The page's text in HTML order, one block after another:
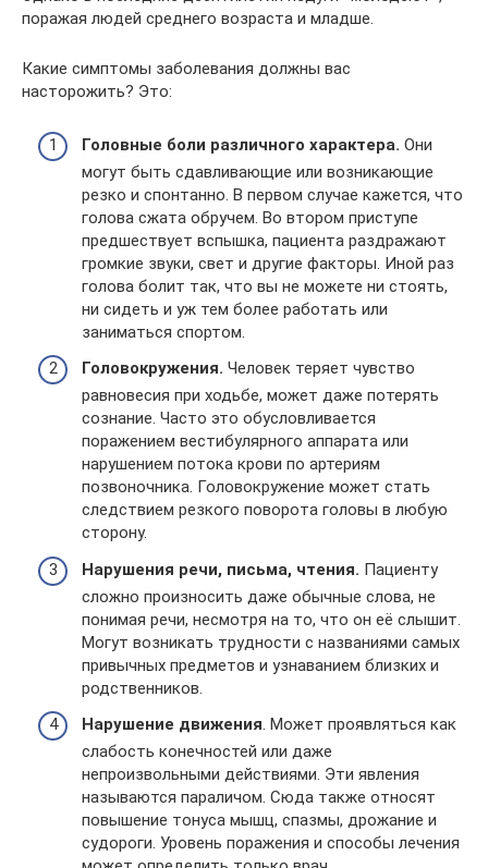
поражая людей среднего возраста и младше.
Какие симптомы заболевания должны вас
насторожить? Это:
Головные боли различного характера. Они
могут быть сдавливающие или возникающие
резко и спонтанно. В первом случае кажется, что
голова сжата обручем. Во втором приступе
предшествует вспышка, пациента раздражают
громкие звуки, свет и другие факторы. Иной раз
голова болит так, что вы не можете ни стоять,
ни сидеть и уж тем более работать или
заниматься спортом.
Головокружения. Человек теряет чувство
равновесия при ходьбе, может даже потерять
сознание. Часто это обусловливается
поражением вестибулярного аппарата или
нарушением потока крови по артериям
позвоночника. Головокружение может стать
следствием резкого поворота головы в любую
сторону.
Нарушения речи, письма, чтения. Пациенту
сложно произносить даже обычные слова, не
понимая речи, несмотря на то, что он её слышит.
Могут возникать трудности с названиями самых
привычных предметов и узнаванием близких и
родственников.
Нарушение движения. Может проявляться как
слабость конечностей или даже
непроизвольными действиями. Эти явления
называются параличом. Сюда также относят
повышение тонуса мышц, спазмы, дрожание и
судороги. Уровень поражения и способы лечения